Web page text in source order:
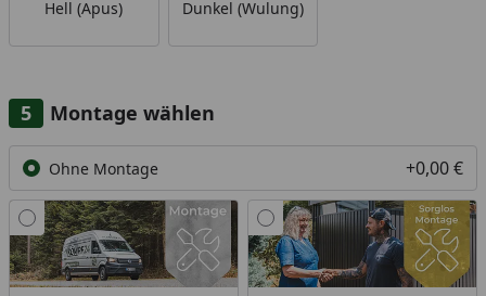
Hell (Apus) Dunkel (Wulung)
Montage wählen
Ohne Montage +0,00 €